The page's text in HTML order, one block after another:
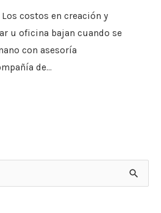
costos en creación y
u oficina bajan cuando se
con asesoría
de…